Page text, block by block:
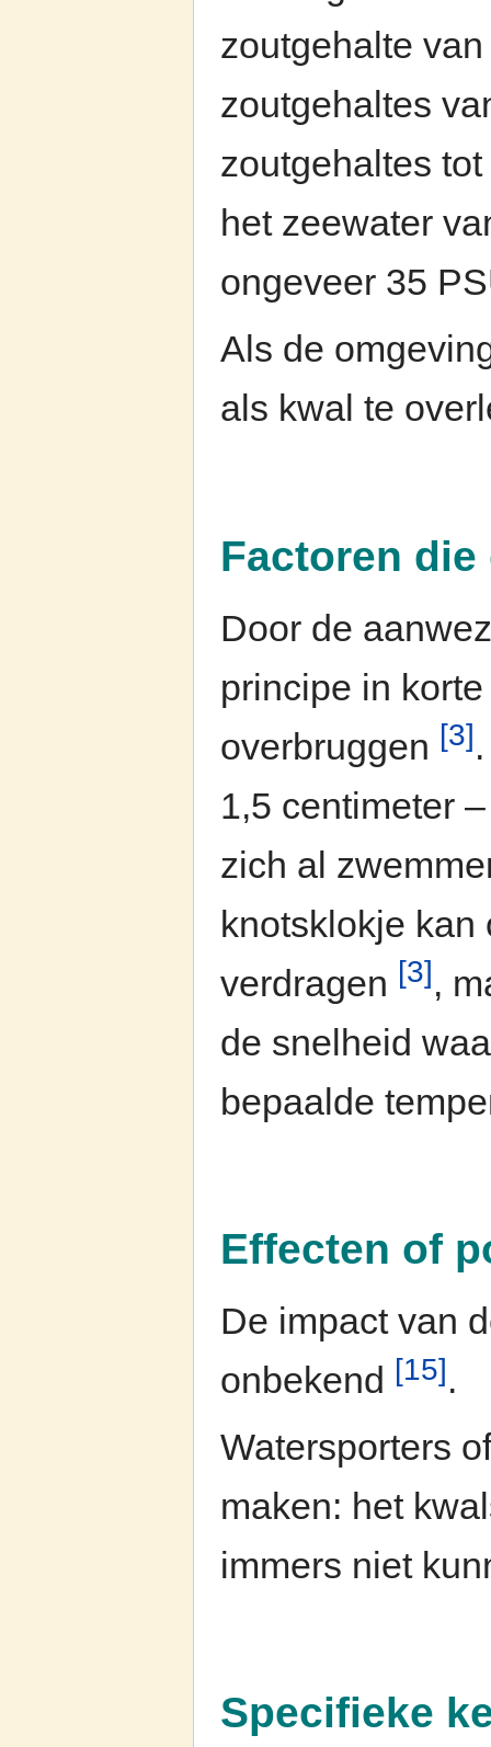
zoutgehalte
zoutgehaltes
zoutgehaltes
het zeewater
ongeveer 35
Als de
als kwal te
Factoren
Door de
principe in
overbruggen [3]
1,5 centimeter
zich al
knotsklokje kan
verdragen [3],
de snelheid
bepaalde
Effecten of
De impact van
onbekend [15].
Watersporters
maken: het
immers niet
Specifieke